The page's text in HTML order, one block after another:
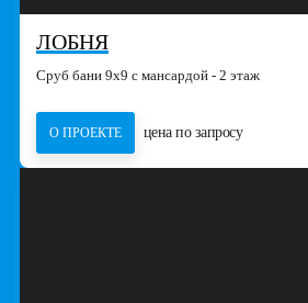
ЛОБНЯ
Сруб бани 9х9 с мансардой - 2 этаж
О ПРОЕКТЕ цена по запросу